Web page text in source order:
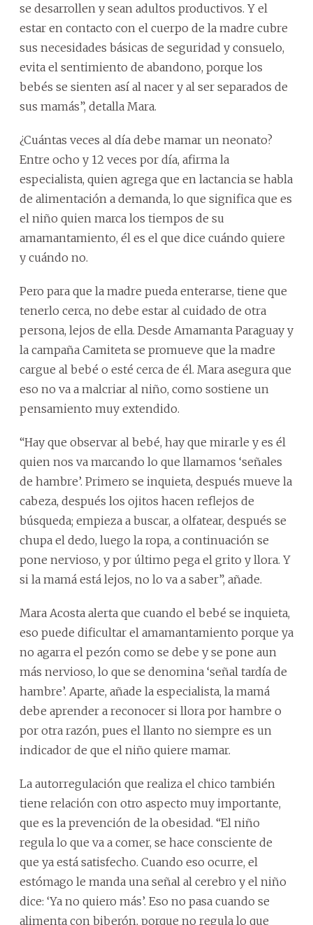
se desarrollen y sean adultos productivos. Y el
estar en contacto con el cuerpo de la madre cubre
sus necesidades básicas de seguridad y consuelo,
evita el sentimiento de abandono, porque los
bebés se sienten así al nacer y al ser separados de
sus mamás”, detalla Mara.
¿Cuántas veces al día debe mamar un neonato?
Entre ocho y 12 veces por día, afirma la
especialista, quien agrega que en lactancia se habla
de alimentación a demanda, lo que significa que es
el niño quien marca los tiempos de su
amamantamiento, él es el que dice cuándo quiere
y cuándo no.
Pero para que la madre pueda enterarse, tiene que
tenerlo cerca, no debe estar al cuidado de otra
persona, lejos de ella. Desde Amamanta Paraguay y
la campaña Camiteta se promueve que la madre
cargue al bebé o esté cerca de él. Mara asegura que
eso no va a malcriar al niño, como sostiene un
pensamiento muy extendido.
“Hay que observar al bebé, hay que mirarle y es él
quien nos va marcando lo que llamamos ‘señales
de hambre’. Primero se inquieta, después mueve la
cabeza, después los ojitos hacen reflejos de
búsqueda; empieza a buscar, a olfatear, después se
chupa el dedo, luego la ropa, a continuación se
pone nervioso, y por último pega el grito y llora. Y
si la mamá está lejos, no lo va a saber”, añade.
Mara Acosta alerta que cuando el bebé se inquieta,
eso puede dificultar el amamantamiento porque ya
no agarra el pezón como se debe y se pone aun
más nervioso, lo que se denomina ‘señal tardía de
hambre’. Aparte, añade la especialista, la mamá
debe aprender a reconocer si llora por hambre o
por otra razón, pues el llanto no siempre es un
indicador de que el niño quiere mamar.
La autorregulación que realiza el chico también
tiene relación con otro aspecto muy importante,
que es la prevención de la obesidad. “El niño
regula lo que va a comer, se hace consciente de
que ya está satisfecho. Cuando eso ocurre, el
estómago le manda una señal al cerebro y el niño
dice: ‘Ya no quiero más’. Eso no pasa cuando se
alimenta con biberón, porque no regula lo que